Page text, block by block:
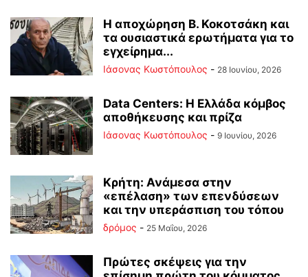
Η αποχώρηση Β. Κοκοτσάκη και
τα ουσιαστικά ερωτήματα για το
εγχείρημα...
Ιάσονας Κωστόπουλος - 28 Ιουνίου, 2026
Data Centers: Η Ελλάδα κόμβος
αποθήκευσης και πρίζα
Ιάσονας Κωστόπουλος - 9 Ιουνίου, 2026
Κρήτη: Ανάμεσα στην
«επέλαση» των επενδύσεων
και την υπεράσπιση του τόπου
δρόμος - 25 Μαΐου, 2026
Πρώτες σκέψεις για την